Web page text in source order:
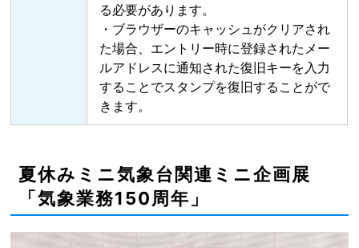
る必要があります。
・ブラウザーのキャッシュがクリアされ
た場合、エントリー時に登録されたメー
ルアドレスに通知された復旧キーを入力
することでスタンプを復旧することがで
きます。
夏休みミニ気象台関連ミニ企画展
「気象業務150周年」